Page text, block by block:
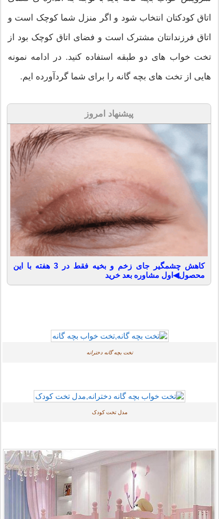
اتاق کودکتان انتخاب شود و اگر منزل شما کوچک است و
اتاق فرزندانتان مشترک است و فضای اتاق کوچک بود از
تخت خواب های دو طبقه استفاده کنید. در ادامه نمونه
هایی از تخت های بچه گانه را برای شما گردآورده ایم.
پیشنهاد امروز
کاهش چشمگیر جای زخم و بخیه فقط در 3 هفته با این
محصول◀اول مشاوره بعد خرید
تخت بچه گانه دخترانه
مدل تخت کودک